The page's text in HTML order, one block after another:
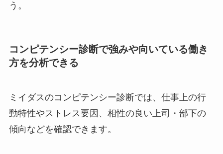
う。
コンピテンシー診断で強みや向いている働き
方を分析できる
ミイダスのコンピテンシー診断では、仕事上の行
動特性やストレス要因、相性の良い上司・部下の
傾向などを確認できます。